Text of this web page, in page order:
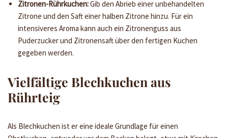
Zitronen-Rührkuchen:Gib den Abrieb einer unbehandelten
Zitrone und den Saft einer halben Zitrone hinzu. Für ein
intensiveres Aroma kann auch ein Zitronenguss aus
Puderzucker und Zitronensaft über den fertigen Kuchen
gegeben werden.
Vielfältige Blechkuchen aus
Rührteig
Als Blechkuchen ist er eine ideale Grundlage für einen